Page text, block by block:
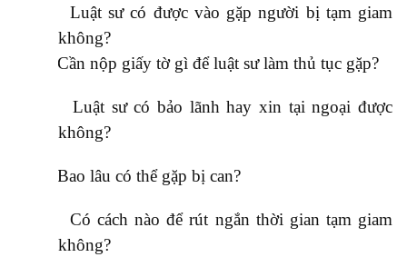
Luật sư có được vào gặp người bị tạm giam
không?
Cần nộp giấy tờ gì để luật sư làm thủ tục gặp?
Luật sư có bảo lãnh hay xin tại ngoại được
không?
Bao lâu có thể gặp bị can?
Có cách nào để rút ngắn thời gian tạm giam
không?